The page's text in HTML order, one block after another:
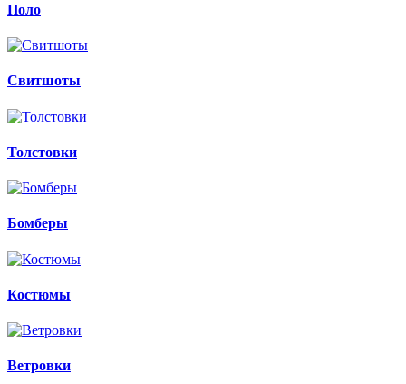
Поло
Свитшоты
Толстовки
Бомберы
Костюмы
Ветровки